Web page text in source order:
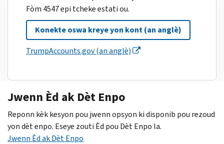
Fòm 4547 epi tcheke estati ou.
Konekte oswa kreye yon kont (an anglè)
TrumpAccounts.gov (an anglè)
Jwenn Èd ak Dèt Enpo
Reponn kèk kesyon pou jwenn opsyon ki disponib pou rezoud
yon dèt enpo. Eseye zouti Èd pou Dèt Enpo la.
Jwenn Èd ak Dèt Enpo